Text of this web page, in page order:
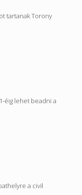
tartanak Torony
éig lehet beadni a
a civil